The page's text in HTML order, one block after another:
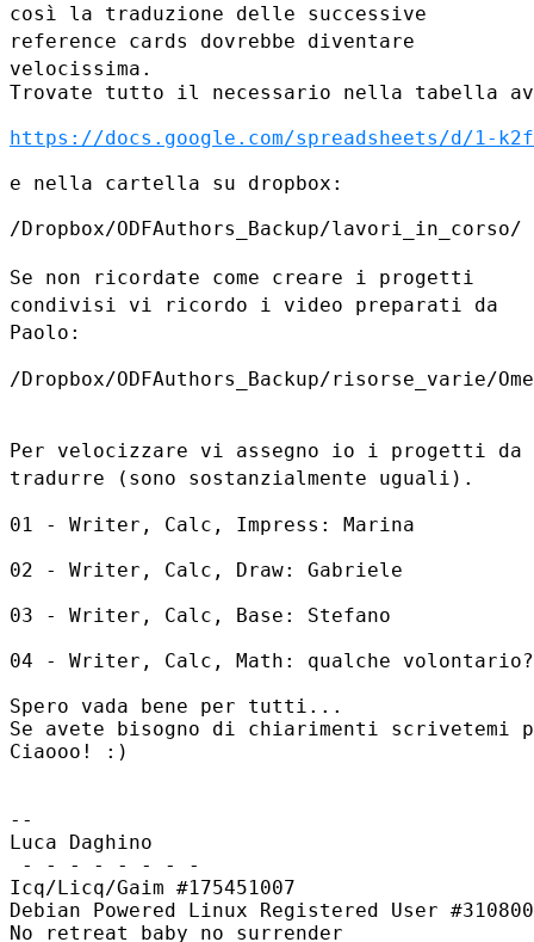
così la traduzione delle successive
reference cards dovrebbe diventare
velocissima.
Trovate tutto il necessario nella tabella
https://docs.google.com/spreadsheets/d/1-
e nella cartella su dropbox:
/Dropbox/ODFAuthors_Backup/lavori_in_corso/
Se non ricordate come creare i progetti
condivisi vi ricordo i video preparati da
Paolo:
/Dropbox/ODFAuthors_Backup/risorse_varie/
Per velocizzare vi assegno io i progetti da
tradurre (sono sostanzialmente uguali).
01 - Writer, Calc, Impress: Marina
02 - Writer, Calc, Draw: Gabriele
03 - Writer, Calc, Base: Stefano
04 - Writer, Calc, Math: qualche volontario?
Spero vada bene per tutti...
Se avete bisogno di chiarimenti scrivetemi
Ciaooo! :)
--
Luca Daghino
- - - - - - - -
Icq/Licq/Gaim #175451007
Debian Powered Linux Registered User